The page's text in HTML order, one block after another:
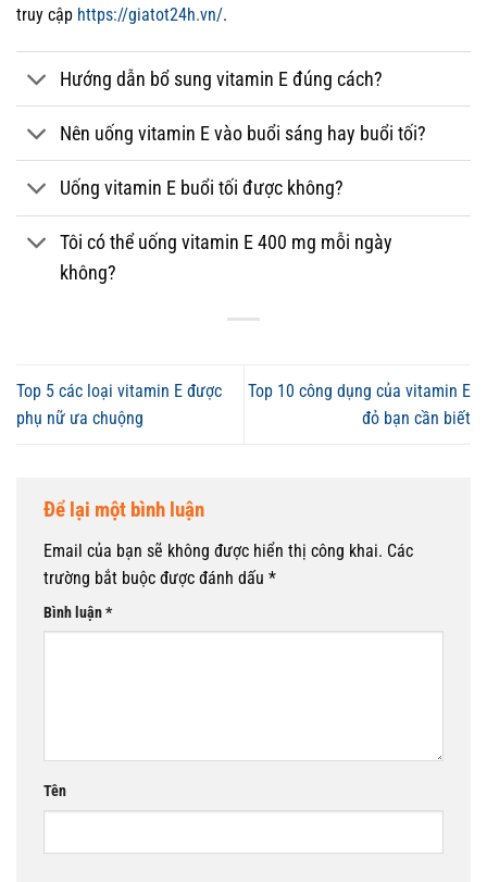
truy cập https://giatot24h.vn/.
Hướng dẫn bổ sung vitamin E đúng cách?
Nên uống vitamin E vào buổi sáng hay buổi tối?
Uống vitamin E buổi tối được không?
Tôi có thể uống vitamin E 400 mg mỗi ngày
không?
Top 5 các loại vitamin E được
phụ nữ ưa chuộng
Top 10 công dụng của vitamin E
đỏ bạn cần biết
Để lại một bình luận
Email của bạn sẽ không được hiển thị công khai. Các
trường bắt buộc được đánh dấu *
Bình luận*
Tên